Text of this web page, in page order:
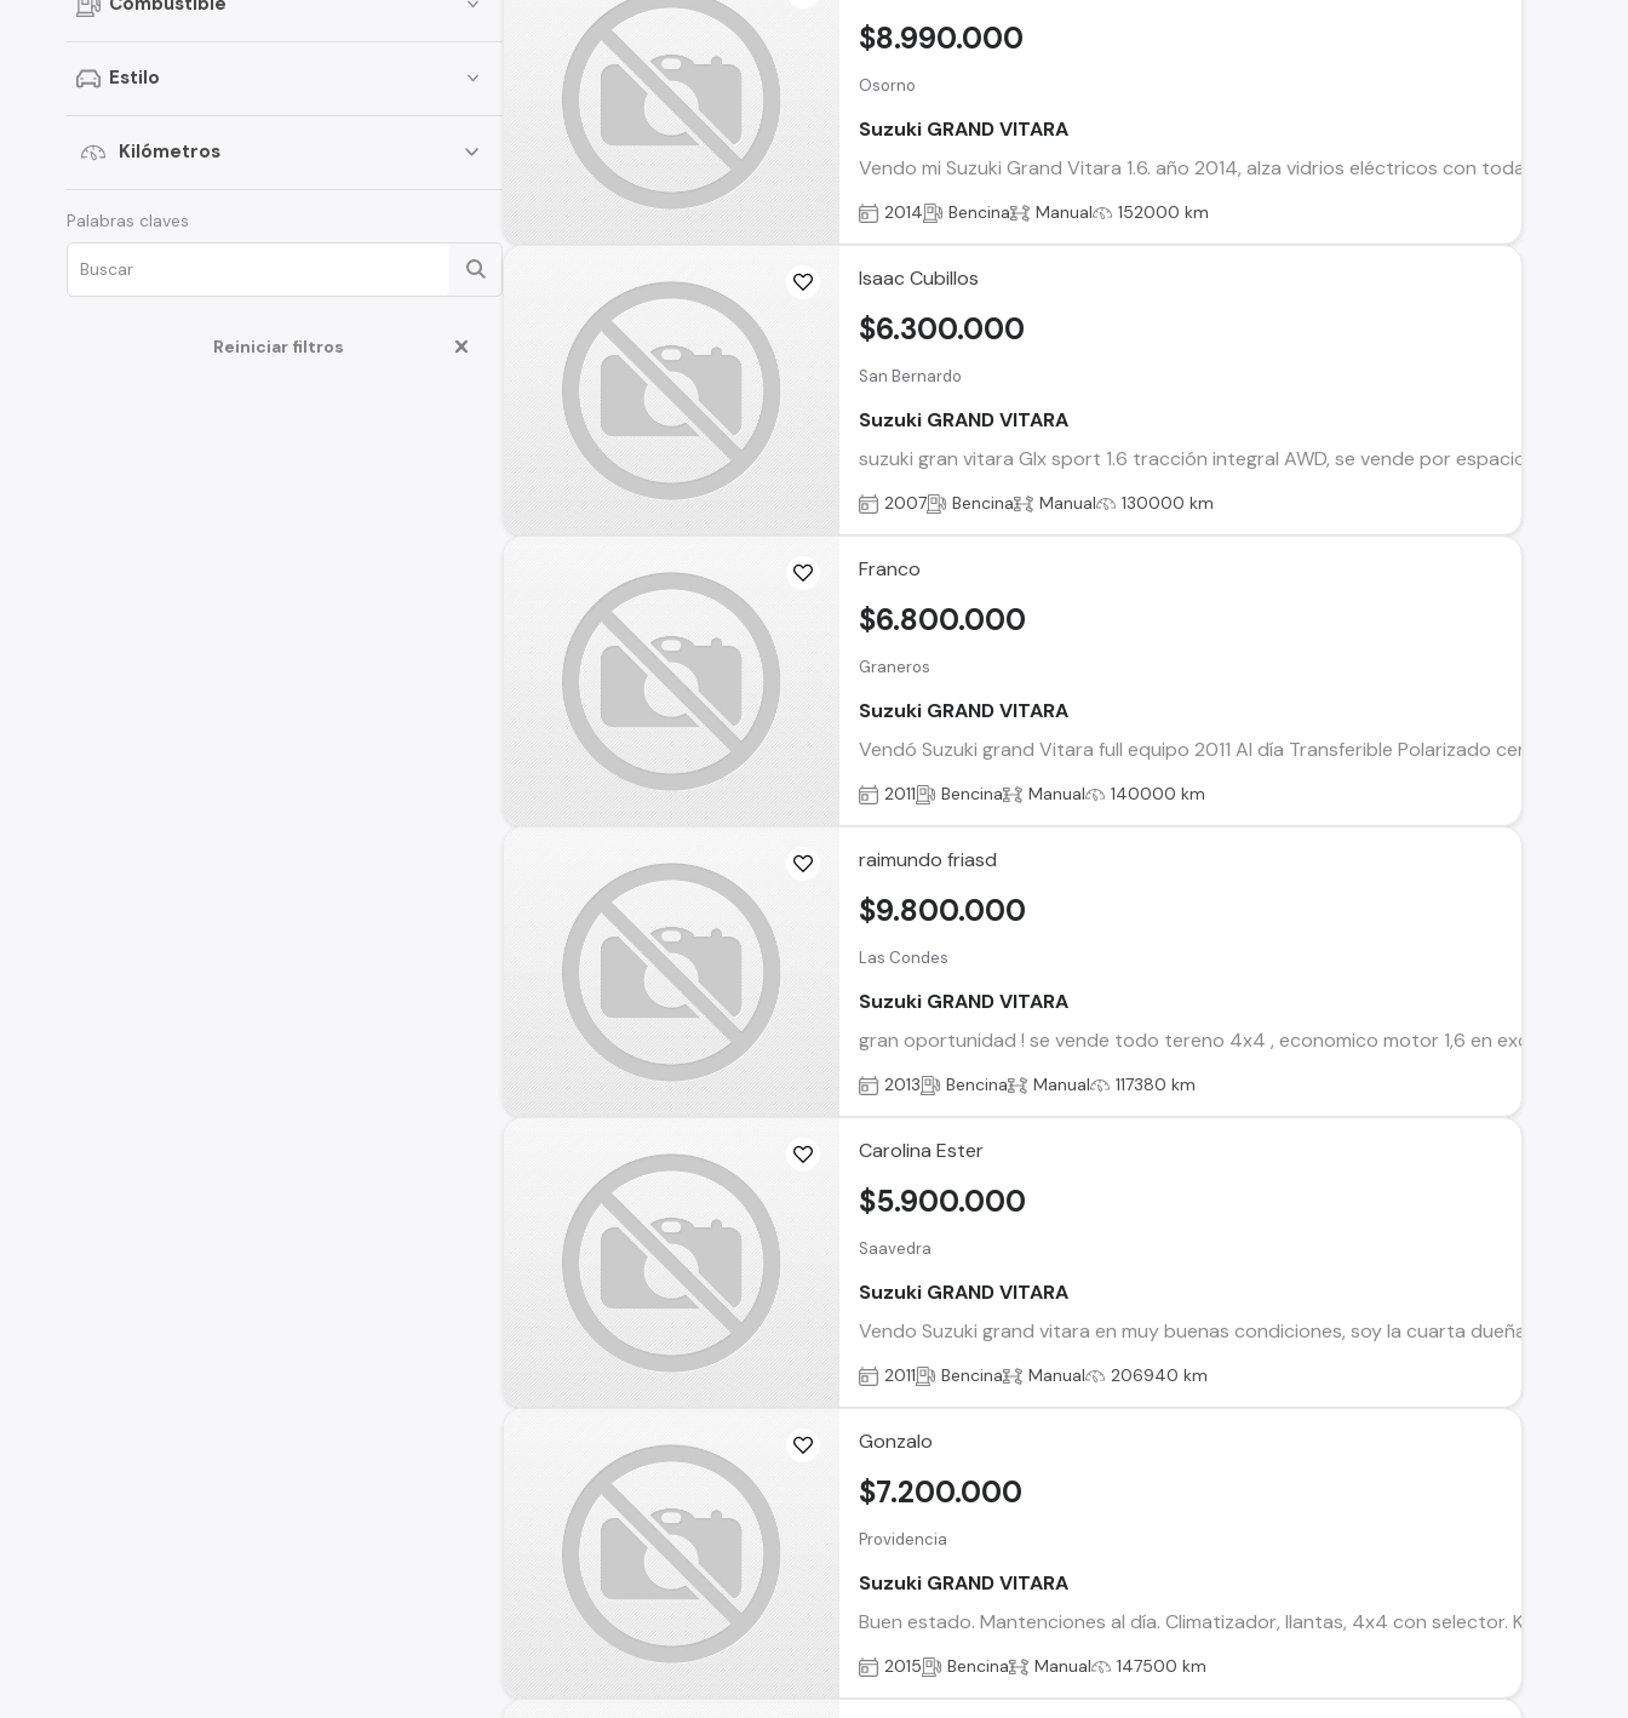
APV
Aerio
Ciaz
Ertiga
Fronx
Estilo
Kilómetros
Palabras claves
Reiniciar filtros
Osorno
Suzuki GRAND VITARA
Vendo mi Suzuki Grand Vitara 1.6. año 2014, alza vidrios eléctricos con todas sus
$8.990.000
2014 Bencina Manual 152000 km
Isaac Cubillos
San Bernardo
Suzuki GRAND VITARA
suzuki gran vitara Glx sport 1.6 tracción integral AWD, se vende por espacio y no
$6.300.000
2007 Bencina Manual 130000 km
Franco
Graneros
Suzuki GRAND VITARA
Vendó Suzuki grand Vitara full equipo 2011 Al día Transferible Polarizado certificado
$6.800.000
2011 Bencina Manual 140000 km
raimundo friasd
Las Condes
Suzuki GRAND VITARA
gran oportunidad ! se vende todo tereno 4x4 , economico motor 1,6 en excelentes
$9.800.000
2013 Bencina Manual 117380 km
Carolina Ester
Saavedra
Suzuki GRAND VITARA
Vendo Suzuki grand vitara en muy buenas condiciones, soy la cuarta dueña, con
$5.900.000
2011 Bencina Manual 206940 km
Gonzalo
Providencia
Suzuki GRAND VITARA
Buen estado. Mantenciones al día. Climatizador, llantas, 4x4 con selector.
$7.200.000
2015 Bencina Manual 147500 km